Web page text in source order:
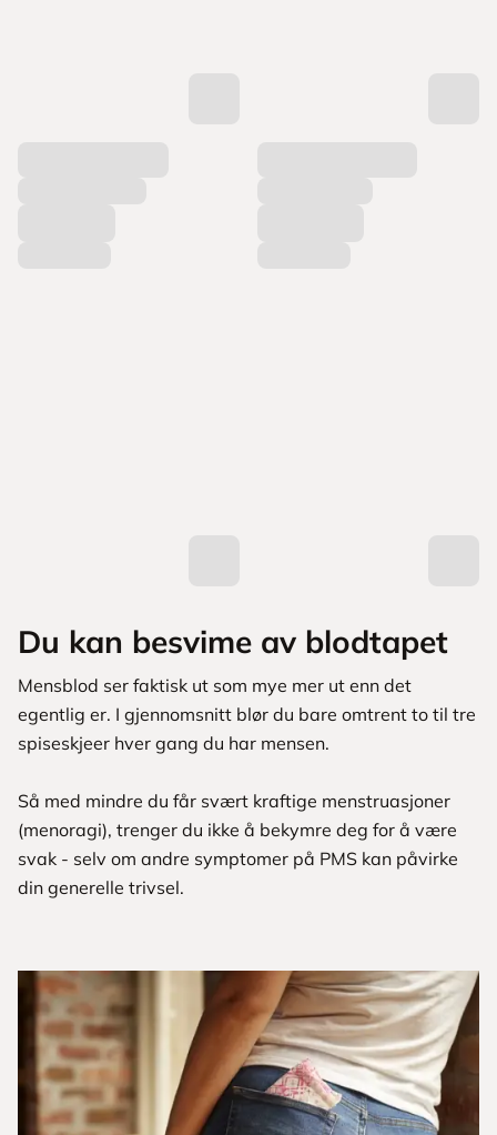
Du kan besvime av blodtapet
Mensblod ser faktisk ut som mye mer ut enn det
egentlig er. I gjennomsnitt blør du bare omtrent to til tre
spiseskjeer hver gang du har mensen.
Så med mindre du får svært kraftige menstruasjoner
(menoragi), trenger du ikke å bekymre deg for å være
svak - selv om andre symptomer på PMS kan påvirke
din generelle trivsel.